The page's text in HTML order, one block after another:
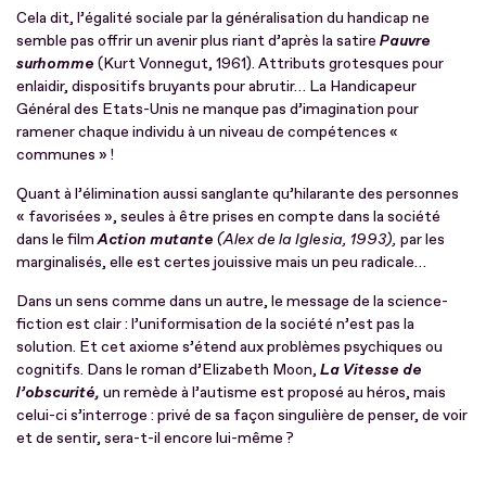
Cela dit, l’égalité sociale par la généralisation du handicap ne
semble pas offrir un avenir plus riant d’après la satire Pauvre
surhomme (Kurt Vonnegut, 1961). Attributs grotesques pour
enlaidir, dispositifs bruyants pour abrutir… La Handicapeur
Général des Etats-Unis ne manque pas d’imagination pour
ramener chaque individu à un niveau de compétences «
communes » !
Quant à l’élimination aussi sanglante qu’hilarante des personnes
« favorisées », seules à être prises en compte dans la société
dans le filmAction mutante (Alex de la Iglesia, 1993), par les
marginalisés, elle est certes jouissive mais un peu radicale…
Dans un sens comme dans un autre, le message de la science-
fiction est clair : l’uniformisation de la société n’est pas la
solution. Et cet axiome s’étend aux problèmes psychiques ou
cognitifs. Dans le roman d’Elizabeth Moon, La Vitesse de
l’obscurité, un remède à l’autisme est proposé au héros, mais
celui-ci s’interroge : privé de sa façon singulière de penser, de voir
et de sentir, sera-t-il encore lui-même ?